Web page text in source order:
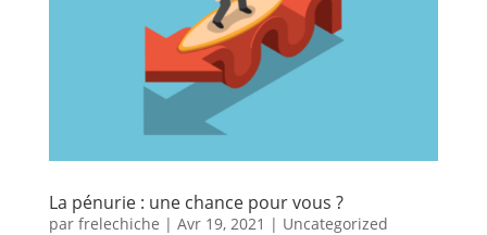
La pénurie : une chance pour vous ?
par frelechiche | Avr 19, 2021 | Uncategorized